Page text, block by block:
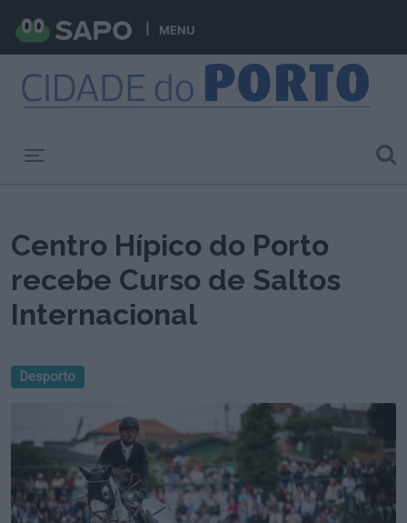
MENU
Centro Hípico do Porto
recebe Curso de Saltos
Internacional
Desporto